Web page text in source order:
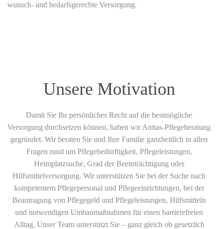
wunsch- und bedarfsgerechte Versorgung.
Unsere Motivation
Damit Sie Ihr persönliches Recht auf die bestmögliche
Versorgung durchsetzen können, haben wir Anitas-Pflegeberatung
gegründet. Wir beraten Sie und Ihre Familie ganzheitlich in allen
Fragen rund um Pflegebedürftigkeit, Pflegeleistungen,
Heimplatzsuche, Grad der Beeinträchtigung oder
Hilfsmittelversorgung. Wir unterstützen Sie bei der Suche nach
kompetentem Pflegepersonal und Pflegeeinrichtungen, bei der
Beantragung von Pflegegeld und Pflegeleistungen, Hilfsmitteln
und notwendigen Umbaumaßnahmen für einen barrierefreien
Alltag. Unser Team unterstützt Sie – ganz gleich ob gesetzlich